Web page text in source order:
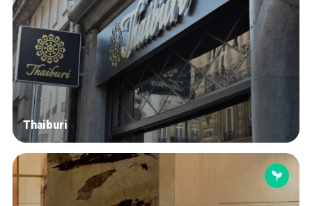
Thaiburi